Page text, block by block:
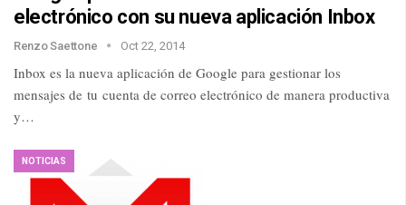
electrónico con su nueva aplicación Inbox
Renzo Saettone Oct 22, 2014
Inbox es la nueva aplicación de Google para gestionar los
mensajes de tu cuenta de correo electrónico de manera productiva
y…
NOTICIAS